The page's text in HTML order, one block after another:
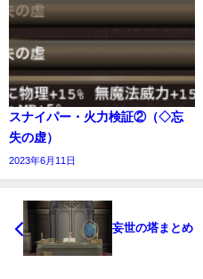
スナイパー・火力検証②（◇忘
失の虚）
2023年6月11日
妄世の塔まとめ